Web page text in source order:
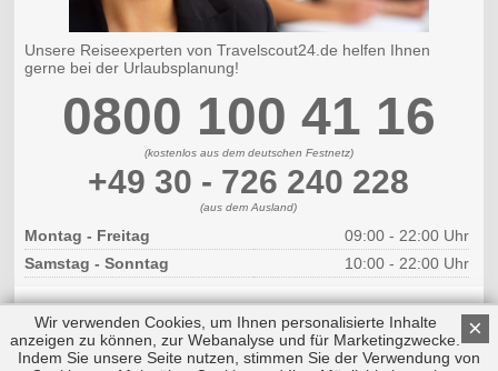
Unsere Reiseexperten von Travelscout24.de helfen Ihnen
gerne bei der Urlaubsplanung!
0800 100 41 16
(kostenlos aus dem deutschen Festnetz)
+49 30 - 726 240 228
(aus dem Ausland)
Montag - Freitag
09:00 - 22:00 Uhr
Samstag - Sonntag
10:00 - 22:00 Uhr
×
Wir verwenden Cookies, um Ihnen personalisierte Inhalte
anzeigen zu können, zur Webanalyse und für Marketingzwecke.
Indem Sie unsere Seite nutzen, stimmen Sie der Verwendung von